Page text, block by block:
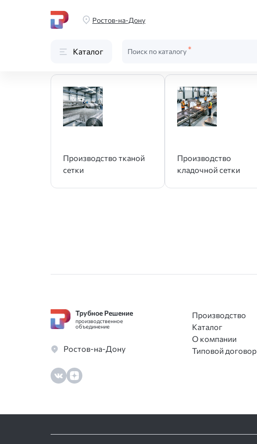
Ростов-на-Дону
Каталог Поиск по каталогу
Главная Производство
Производство тканой
сетки
Производство
кладочной сетки
Трубное Решение
производственное
объединение
Ростов-на-Дону
Производство
Каталог
О компании
Типовой договор